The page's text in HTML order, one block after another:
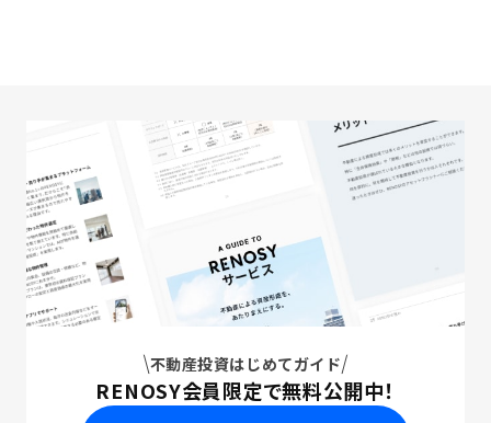
不動産投資はじめてガイド
RENOSY会員限定で無料公開中！